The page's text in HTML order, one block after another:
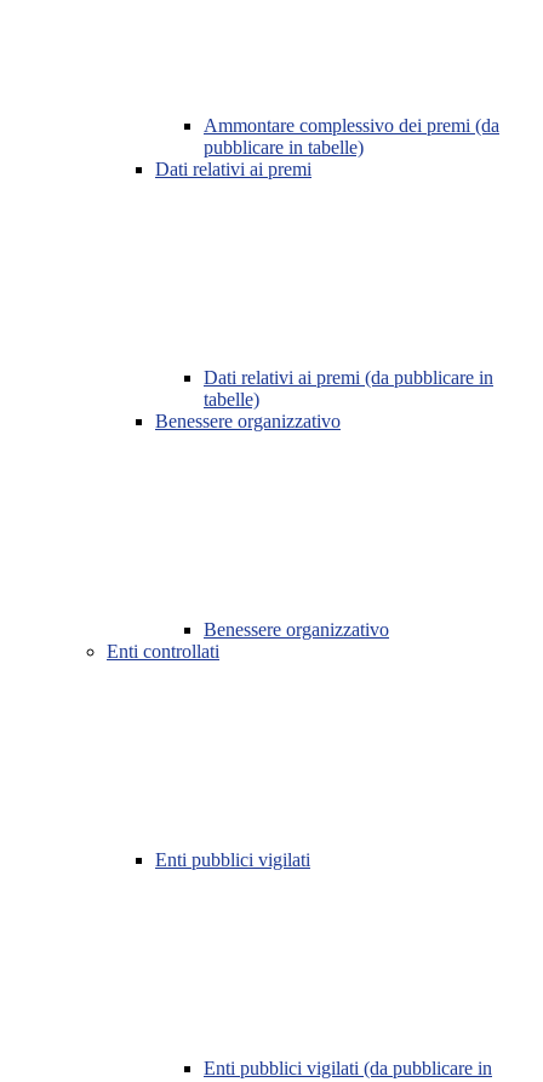
Ammontare complessivo dei premi (da
pubblicare in tabelle)
Dati relativi ai premi
Dati relativi ai premi (da pubblicare in
tabelle)
Benessere organizzativo
Benessere organizzativo
Enti controllati
Enti pubblici vigilati
Enti pubblici vigilati (da pubblicare in